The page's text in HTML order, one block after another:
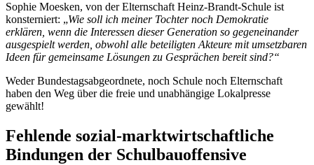
Sophie Moesken, von der Elternschaft Heinz-Brandt-Schule ist
konsterniert: „Wie soll ich meiner Tochter noch Demokratie
erklären, wenn die Interessen dieser Generation so gegeneinander
ausgespielt werden, obwohl alle beteiligten Akteure mit umsetzbaren
Ideen für gemeinsame Lösungen zu Gesprächen bereit sind?“
Weder Bundestagsabgeordnete, noch Schule noch Elternschaft
haben den Weg über die freie und unabhängige Lokalpresse
gewählt!
Fehlende sozial-marktwirtschaftliche
Bindungen der Schulbauoffensive